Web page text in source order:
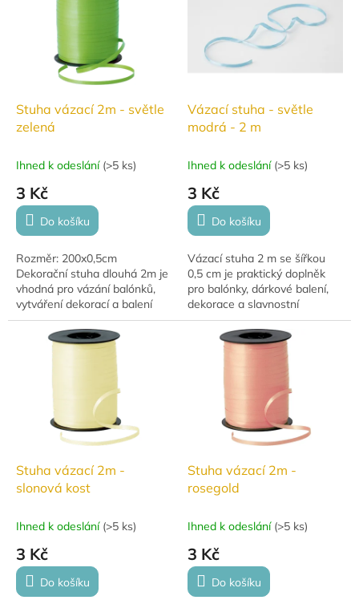
Stuha vázací 2m - světle
zelená
Ihned k odeslání (>5 ks)
3 Kč
Do košíku
Rozměr: 200x0,5cm
Dekorační stuha dlouhá 2m je
vhodná pro vázání balónků,
vytváření dekorací a balení
dárků.
Vázací stuha - světle
modrá - 2 m
Ihned k odeslání (>5 ks)
3 Kč
Do košíku
Vázací stuha 2 m se šířkou
0,5 cm je praktický doplněk
pro balónky, dárkové balení,
dekorace a slavnostní
výzdobu. Ideální pro uvázání
balónků, tvorbu ozdobných
mašlí a...
Stuha vázací 2m -
slonová kost
Ihned k odeslání (>5 ks)
3 Kč
Do košíku
Stuha vázací 2m -
rosegold
Ihned k odeslání (>5 ks)
3 Kč
Do košíku